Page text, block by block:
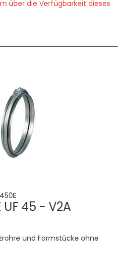
über die Verfügbarkeit dieses
UF 45 - V2A
und Formstücke ohne